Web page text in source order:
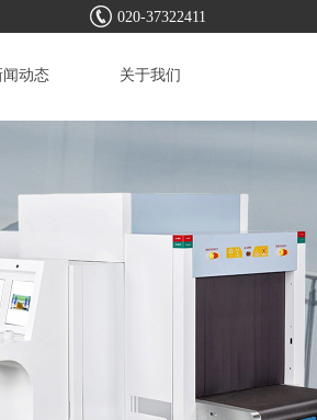
020-37322411
闻动态 关于我们